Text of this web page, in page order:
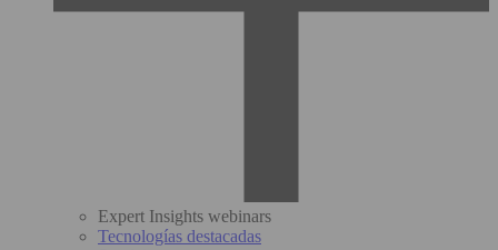
Expert Insights webinars
Tecnologías destacadas